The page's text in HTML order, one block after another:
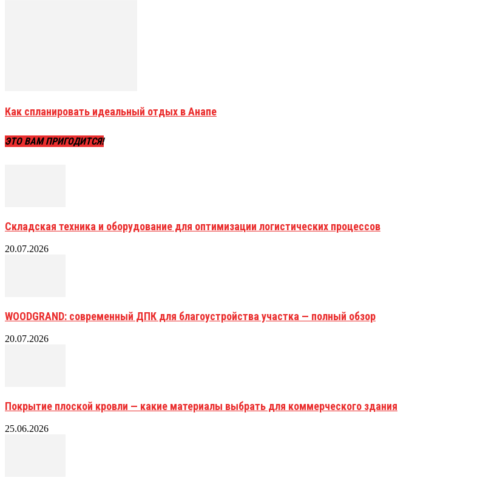
Как спланировать идеальный отдых в Анапе
ЭТО ВАМ ПРИГОДИТСЯ!
Складская техника и оборудование для оптимизации логистических процессов
20.07.2026
WOODGRAND: современный ДПК для благоустройства участка — полный обзор
20.07.2026
Покрытие плоской кровли — какие материалы выбрать для коммерческого здания
25.06.2026